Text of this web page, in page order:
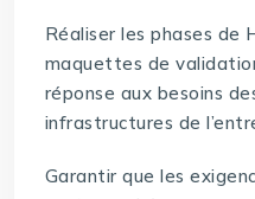
Réaliser les phases de
maquettes de
réponse aux besoins
infrastructures de
Garantir que les